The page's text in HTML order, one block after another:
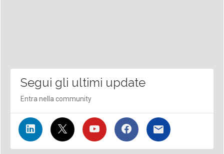
Segui gli ultimi update
Entra nella community